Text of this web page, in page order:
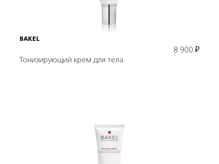
BAKEL
8 900 ₽
Тонизирующий крем для тела
Подробнее